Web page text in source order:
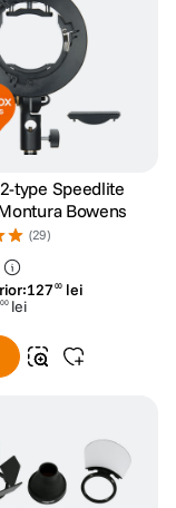
type Speedlite
Bowens
(29)
12700 lei
00 lei